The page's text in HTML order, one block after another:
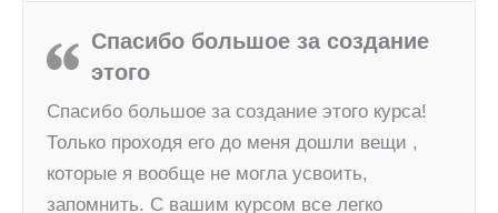
Спасибо большое за создание
этого
Спасибо большое за создание этого курса!
Только проходя его до меня дошли вещи ,
которые я вообще не могла усвоить,
запомнить. С вашим курсом все легко